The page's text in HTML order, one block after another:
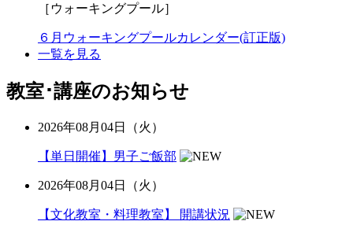
［ウォーキングプール］
６月ウォーキングプールカレンダー(訂正版)
一覧を見る
教室･講座のお知らせ
2026年08月04日（火）
【単日開催】男子ご飯部
2026年08月04日（火）
【文化教室・料理教室】 開講状況